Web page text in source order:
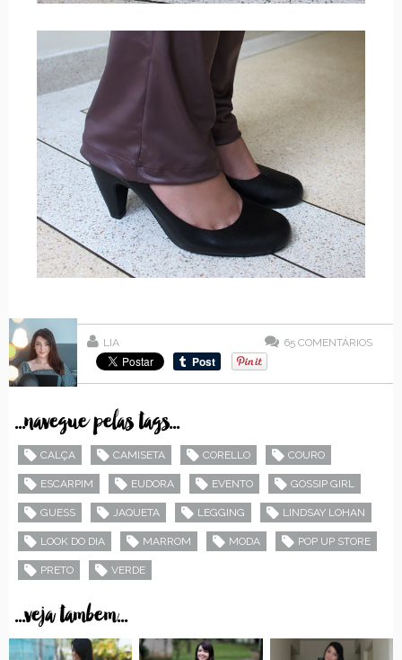
LIA 65 COMENTÁRIOS
...navegue pelas tags...
CALÇA CAMISETA CORELLO COURO
ESCARPIM EUDORA EVENTO GOSSIP GIRL
GUESS JAQUETA LEGGING LINDSAY LOHAN
LOOK DO DIA MARROM MODA POP UP STORE
PRETO VERDE
...veja tambem...